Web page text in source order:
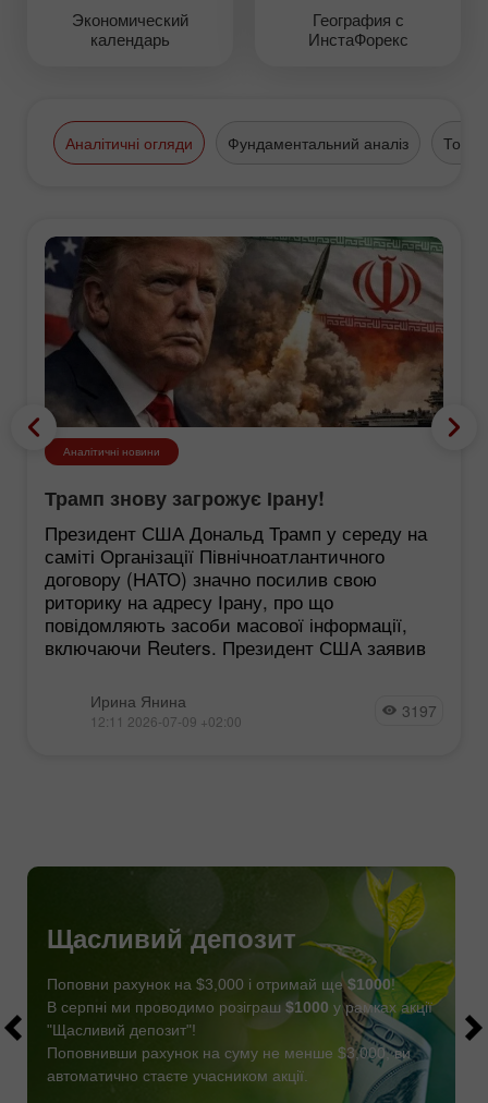
Экономический
календарь
География с
ИнстаФорекс
Аналітичні огляди Фундаментальний аналіз
Аналітичні новини
Трамп знову загрожує Ірану!
Президент США Дональд Трамп у середу на
саміті Організації Північноатлантичного
договору (НАТО) значно посилив свою
риторику на адресу Ірану, про що
повідомляють засоби масової інформації,
включаючи Reuters. Президент США заявив
Ирина Янина
12:11 2026-07-09 +02:00 3197
Щасливий депозит
Поповни рахунок на $3,000 і отримай ще$1000!
В серпні ми проводимо розіграш $1000 у рамках акції
"Щасливий депозит"!
Поповнивши рахунок на суму не менше $3,000, ви
автоматично стаєте учасником акції.